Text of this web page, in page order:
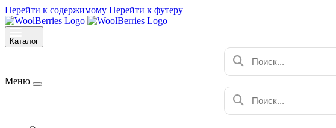
Перейти к содержимому Перейти к футеру
Каталог
Меню